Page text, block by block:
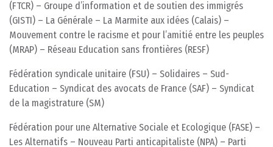
(FTCR) – Groupe d’information et de soutien des immigrés
(GISTI) – La Générale – La Marmite aux idées (Calais) –
Mouvement contre le racisme et pour l’amitié entre les peuples
(MRAP) – Réseau Education sans frontières (RESF)
Fédération syndicale unitaire (FSU) – Solidaires – Sud-
Education – Syndicat des avocats de France (SAF) – Syndicat
de la magistrature (SM)
Fédération pour une Alternative Sociale et Ecologique (FASE) –
Les Alternatifs – Nouveau Parti anticapitaliste (NPA) – Parti